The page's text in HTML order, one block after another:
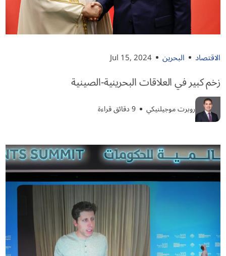
الاقتصاد البحرين Jul 15, 2024
زخم كبير في العلاقات البحرينية-الصينية
روبرت موجيلنيكي 9 دقائق قراءة